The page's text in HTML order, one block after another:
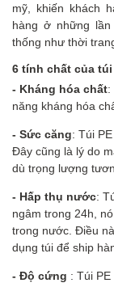
mỹ, khiến khách
hàng ở những
thống như thời
6 tính chất của túi
- Kháng hóa chất:
năng kháng hóa
- Sức căng: Túi
Đây cũng là lý do
dù trọng lượng
- Hấp thụ nước:
ngâm trong 24h,
trong nước. Điều
dụng túi để ship
- Độ cứng : Túi